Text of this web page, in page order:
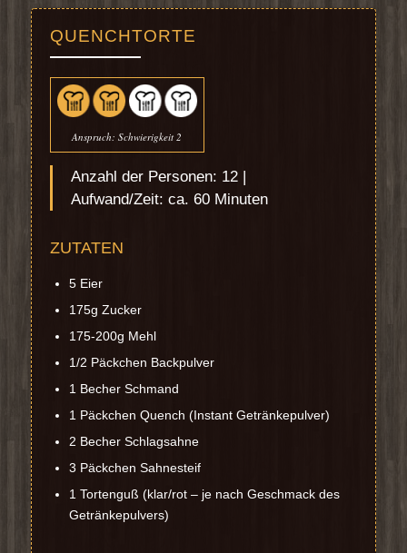
QUENCHTORTE
Anspruch: Schwierigkeit 2
Anzahl der Personen: 12 |
Aufwand/Zeit: ca. 60 Minuten
ZUTATEN
5 Eier
175g Zucker
175-200g Mehl
1/2 Päckchen Backpulver
1 Becher Schmand
1 Päckchen Quench (Instant Getränkepulver)
2 Becher Schlagsahne
3 Päckchen Sahnesteif
1 Tortenguß (klar/rot – je nach Geschmack des
Getränkepulvers)